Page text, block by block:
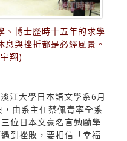
、博士歷時十五年的求學
與挫折都是必經風景。
翔)
江大學日本語文學系6月
由系主任蔡佩青率全系
位日本文豪名言勉勵學
到挫敗，要相信「幸福